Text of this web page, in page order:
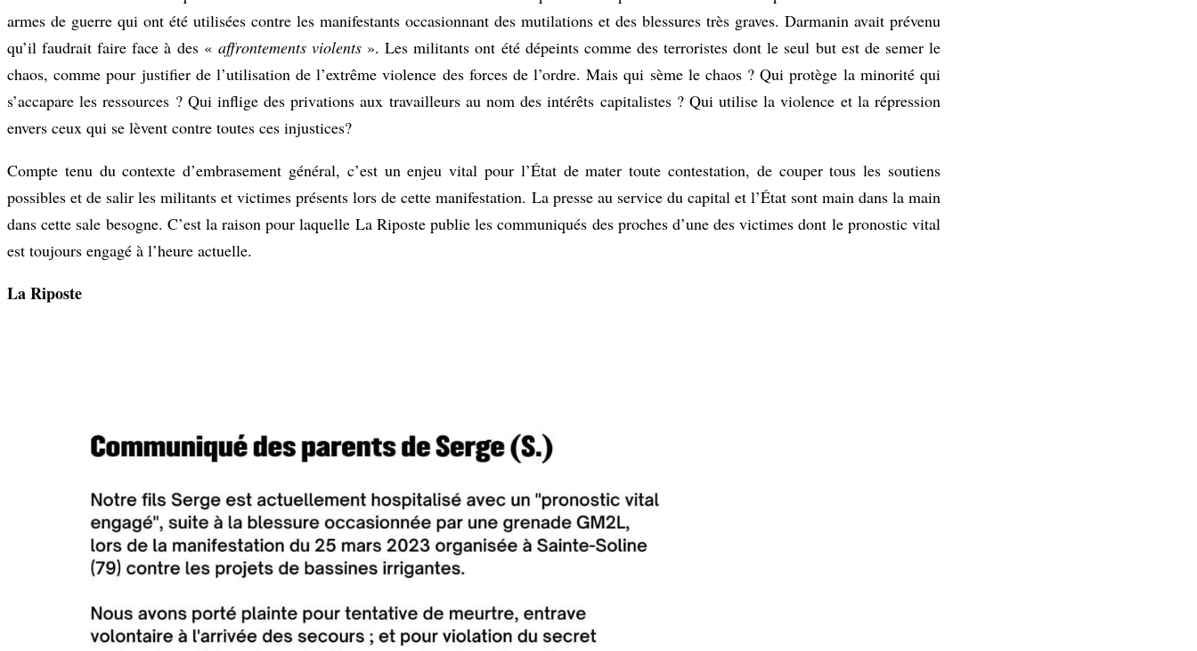
armes de guerre qui ont été utilisées contre les manifestants occasionnant des mutilations et des blessures très graves. Darmanin avait prévenu
qu’il faudrait faire face à des « affrontements violents». Les militants ont été dépeints comme des terroristes dont le seul but est de semer le
chaos, comme pour justifier de l’utilisation de l’extrême violence des forces de l’ordre. Mais qui sème le chaos ? Qui protège la minorité qui
s’accapare les ressources ? Qui inflige des privations aux travailleurs au nom des intérêts capitalistes ? Qui utilise la violence et la répression
envers ceux qui se lèvent contre toutes ces injustices?
Compte tenu du contexte d’embrasement général, c’est un enjeu vital pour l’État de mater toute contestation, de couper tous les soutiens
possibles et de salir les militants et victimes présents lors de cette manifestation. La presse au service du capital et l’État sont main dans la main
dans cette sale besogne. C’est la raison pour laquelle La Riposte publie les communiqués des proches d’une des victimes dont le pronostic vital
est toujours engagé à l’heure actuelle.
La Riposte